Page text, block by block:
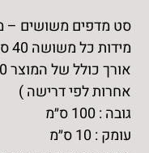
מדפים
משושים
עם
מדף
אנכי
סט מדפים משושים –
מידות כל משושה 40 ס״מ (כל צלע הינה 20 ס״מ )
אחרות לפי דרישה )
גובה : 100 ס״מ
עומק : 10 ס״מ